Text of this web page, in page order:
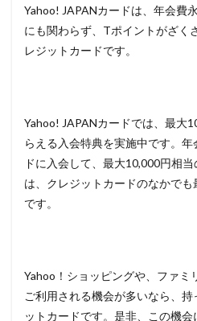
Yahoo! JAPANカードは、年会費
にも関わらず、Tポイントがざく
レジットカードです。
Yahoo! JAPANカードでは、最大
らえる入会特典を実施中です。
ドに入会して、最大10,000円相
は、クレジットカードのなかで
です。
Yahoo！ショッピングや、ファミ
ご利用される機会が多いなら、
ットカードです。是非、この機